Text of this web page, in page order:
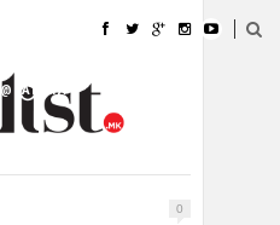
УБАВИНА
@РАБОТА
0